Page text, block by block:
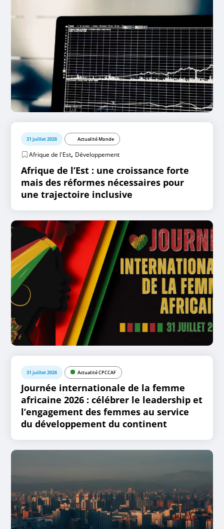
31 juillet 2026 Actualité Monde
Afrique de l'Est, Développement
Afrique de l’Est : une croissance forte
mais des réformes nécessaires pour
une trajectoire inclusive
31 juillet 2026 Actualité CPCCAF
Journée internationale de la femme
africaine 2026 : célébrer le leadership et
l’engagement des femmes au service
du développement du continent